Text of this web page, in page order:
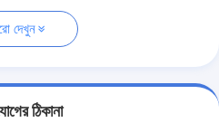
দেখুন
ঠিকানা